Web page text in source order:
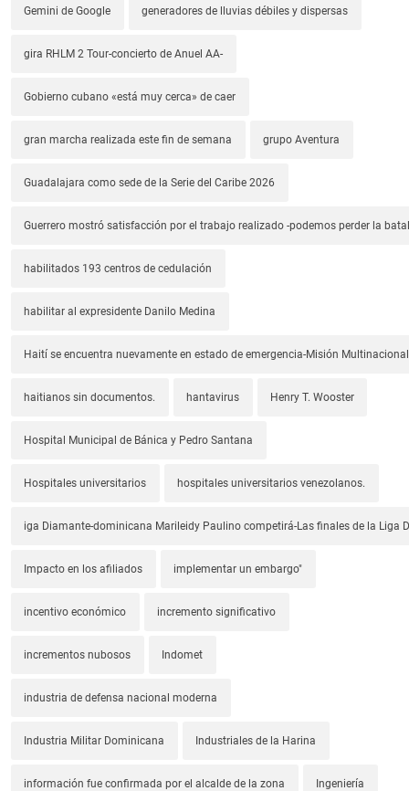
Gemini de Google generadores de lluvias débiles y dispersas
gira RHLM 2 Tour-concierto de Anuel AA-
Gobierno cubano «está muy cerca» de caer
gran marcha realizada este fin de semana grupo Aventura
Guadalajara como sede de la Serie del Caribe 2026
Guerrero mostró satisfacción por el trabajo realizado -podemos perder la
habilitados 193 centros de cedulación
habilitar al expresidente Danilo Medina
Haití se encuentra nuevamente en estado de emergencia-Misión
haitianos sin documentos. hantavirus Henry T. Wooster
Hospital Municipal de Bánica y Pedro Santana
Hospitales universitarios hospitales universitarios venezolanos.
iga Diamante-dominicana Marileidy Paulino competirá-Las finales de la Liga
Impacto en los afiliados implementar un embargo"
incentivo económico incremento significativo
incrementos nubosos Indomet
industria de defensa nacional moderna
Industria Militar Dominicana Industriales de la Harina
información fue confirmada por el alcalde de la zona Ingeniería